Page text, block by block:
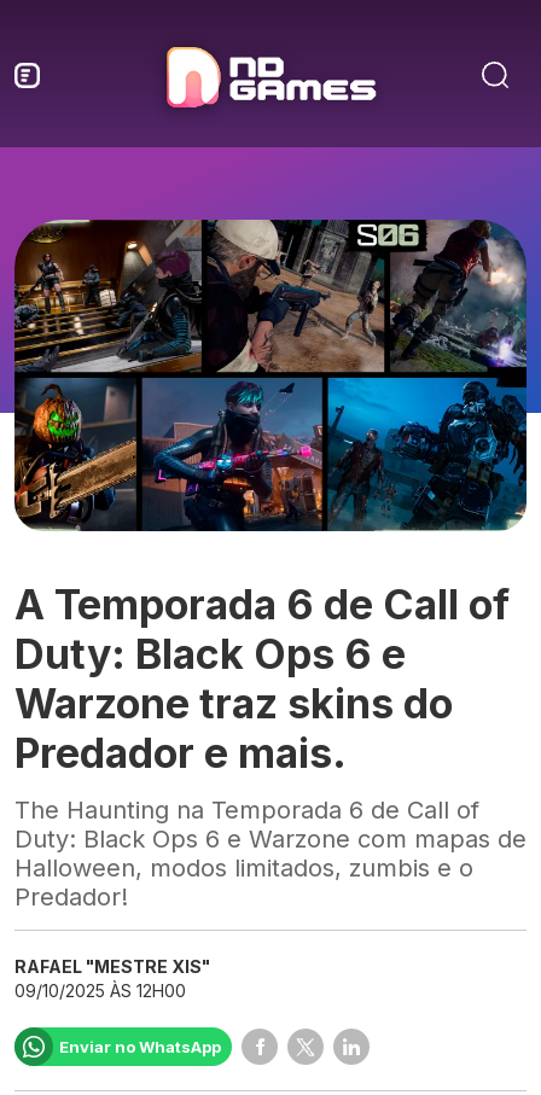
A Temporada 6 de Call of
Duty: Black Ops 6 e
Warzone traz skins do
Predador e mais.
The Haunting na Temporada 6 de Call of
Duty: Black Ops 6 e Warzone com mapas de
Halloween, modos limitados, zumbis e o
Predador!
RAFAEL "MESTRE XIS"
09/10/2025 ÀS 12H00
Enviar no WhatsApp